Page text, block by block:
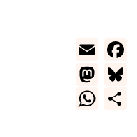
E
m
ail
M
a
W